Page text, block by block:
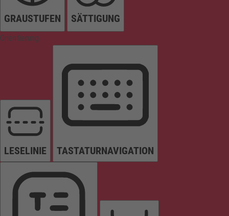
GRAUSTUFEN SÄTTIGUNG
Orientierung
LESELINIE TASTATURNAVIGATION